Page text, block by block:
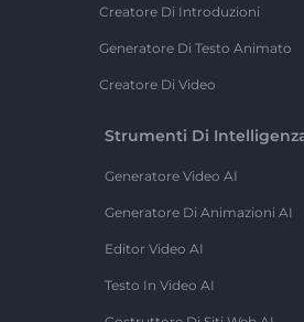
Creatore Di Introduzioni
Generatore Di Testo Animato
Creatore Di Video
Strumenti Di
Generatore Video AI
Generatore Di Animazioni AI
Editor Video AI
Testo In Video AI